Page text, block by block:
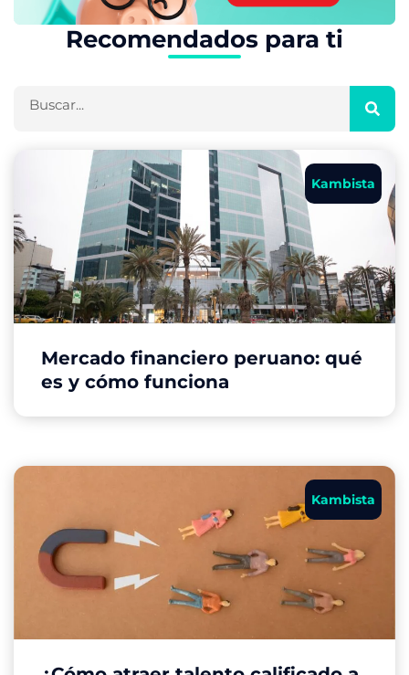
Recomendados para ti
Kambista
Mercado financiero peruano: qué
es y cómo funciona
Kambista